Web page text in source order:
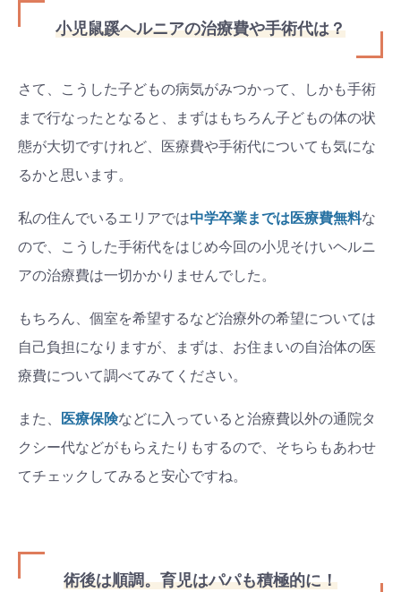
小児鼠蹊ヘルニアの治療費や手術代は？
さて、こうした子どもの病気がみつかって、しかも手術
まで行なったとなると、まずはもちろん子どもの体の状
態が大切ですけれど、医療費や手術代についても気にな
るかと思います。
私の住んでいるエリアでは中学卒業までは医療費無料な
ので、こうした手術代をはじめ今回の小児そけいヘルニ
アの治療費は一切かかりませんでした。
もちろん、個室を希望するなど治療外の希望については
自己負担になりますが、まずは、お住まいの自治体の医
療費について調べてみてください。
また、 医療保険などに入っていると治療費以外の通院タ
クシー代などがもらえたりもするので、そちらもあわせ
てチェックしてみると安心ですね。
術後は順調。育児はパパも積極的に！